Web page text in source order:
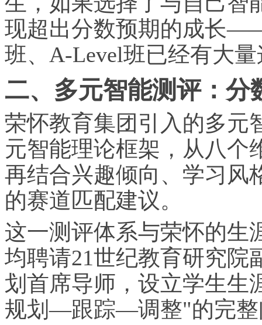
现超出分数预期的成长
班、A-Level班已经有大
二、多元智能测评：分
荣怀教育集团引入的多元
元智能理论框架，从八个
再结合兴趣倾向、学习 风
的赛道匹配建议。
这一测评体系与荣怀的生
均聘请21世纪教育研究院
划首席导师，设立学生
规划—跟踪—调整"的完整